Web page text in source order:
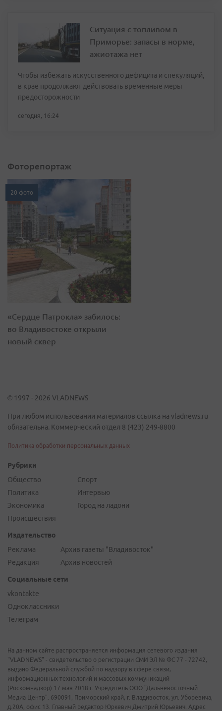
Ситуация с топливом в
Приморье: запасы в норме,
ажиотажа нет
Чтобы избежать искусственного дефицита и спекуляций,
в крае продолжают действовать временные меры
предосторожности
сегодня, 16:24
Фоторепортаж
20 фото
«Сердце Патрокла» забилось:
во Владивостоке открыли
новый сквер
© 1997 - 2026 VLADNEWS
При любом использовании материалов ссылка на vladnews.ru
обязательна. Коммерческий отдел 8 (423) 249-8800
Политика обработки персональных данных
Рубрики
Общество
Политика
Экономика
Происшествия
Спорт
Интервью
Город на ладони
Издательство
Реклама
Редакция
Архив газеты "Владивосток"
Архив новостей
Социальные сети
vkontakte
Одноклассники
Телеграм
На данном сайте распространяется информация сетевого издания
"VLADNEWS" - свидетельство о регистрации СМИ ЭЛ № ФС 77 - 72742,
выдано Федеральной службой по надзору в сфере связи,
информационных технологий и массовых коммуникаций
(Роскомнадзор) 17 мая 2018 г. Учредитель ООО "Дальневосточный
Медиа Центр". 690091, Приморский край, г. Владивосток, ул. Уборевича,
д.20А, офис 13. Главный редактор Юркевич Дмитрий Юрьевич. Адрес